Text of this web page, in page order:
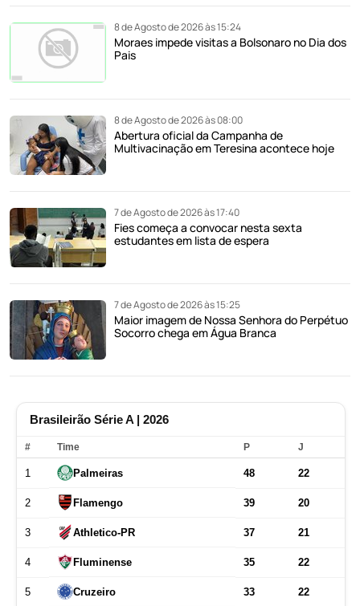
8 de Agosto de 2026 às 15:24
Moraes impede visitas a Bolsonaro no Dia dos
Pais
8 de Agosto de 2026 às 08:00
Abertura oficial da Campanha de
Multivacinação em Teresina acontece hoje
7 de Agosto de 2026 às 17:40
Fies começa a convocar nesta sexta
estudantes em lista de espera
7 de Agosto de 2026 às 15:25
Maior imagem de Nossa Senhora do Perpétuo
Socorro chega em Água Branca